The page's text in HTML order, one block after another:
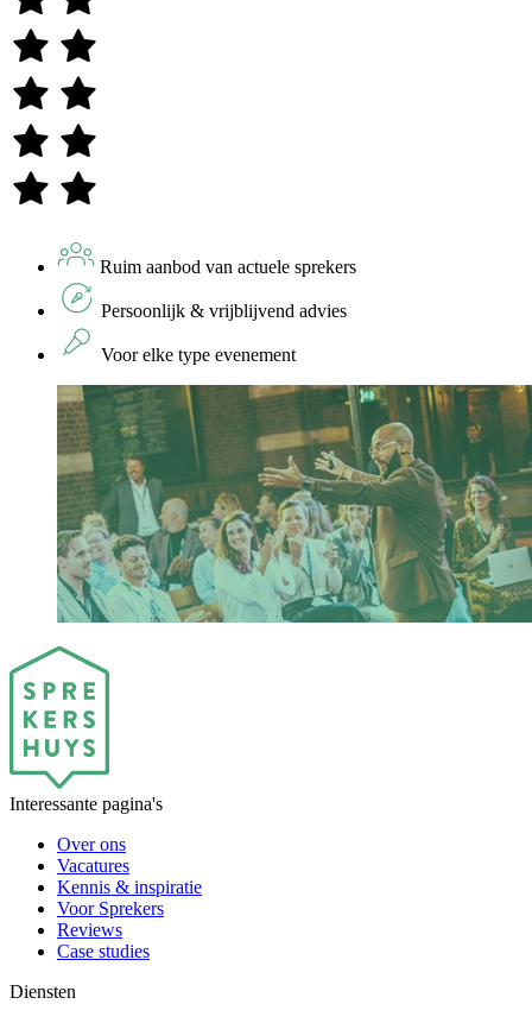
Ruim aanbod van actuele sprekers
Persoonlijk & vrijblijvend advies
Voor elke type evenement
Interessante pagina's
Over ons
Vacatures
Kennis & inspiratie
Voor Sprekers
Reviews
Case studies
Diensten